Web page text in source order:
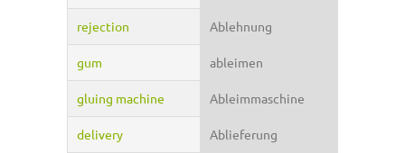
rejection Ablehnung
gum ableimen
gluing machine Ableimmaschine
delivery Ablieferung